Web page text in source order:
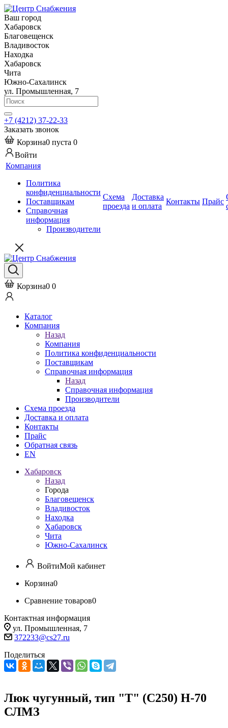
Ваш город
Хабаровск
Благовещенск
Владивосток
Находка
Хабаровск
Чита
Южно-Сахалинск
ул. Промышленная, 7
+7 (4212) 37-22-33
Заказать звонок
Корзина0 пуста 0
Войти
Компания
Политика
конфиденциальности
Поставщикам
Справочная
информация
Производители
Схема
проезда
Доставка
и оплата
Контакты Прайс
Корзина0 0
Каталог
Компания
Назад
Компания
Политика конфиденциальности
Поставщикам
Справочная информация
Назад
Справочная информация
Производители
Схема проезда
Доставка и оплата
Контакты
Прайс
Обратная связь
EN
Хабаровск
Назад
Города
Благовещенск
Владивосток
Находка
Хабаровск
Чита
Южно-Сахалинск
ВойтиМой кабинет
Корзина0
Сравнение товаров0
Контактная информация
ул. Промышленная, 7
372233@cs27.ru
Поделиться
Люк чугунный, тип "Т" (С250) Н-70
СЛМЗ